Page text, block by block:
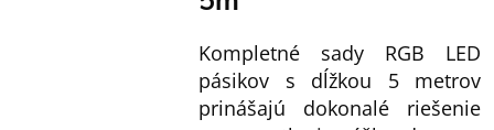
Kompletné sady RGB LED
pásikov s dĺžkou 5 metrov
prinášajú dokonalé riešenie